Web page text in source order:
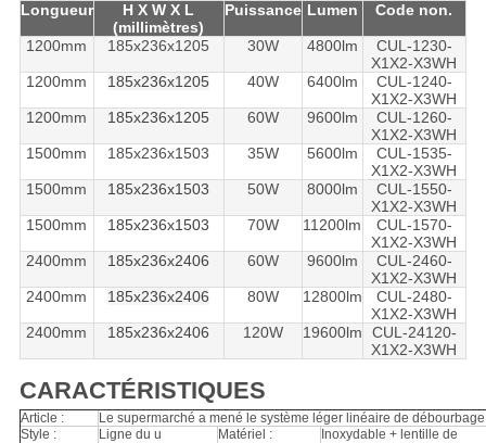
Longueur
H X W X L
(millimètres)
Puissance Lumen Code non.
1200mm 185x236x1205 30W 4800lm
CUL-1230-
X1X2-X3WH
1200mm
185x236x1205 40W 6400lm
CUL-1240-
X1X2-X3WH
1200mm
185x236x1205 60W 9600lm
CUL-1260-
X1X2-X3WH
1500mm
185x236x1503 35W 5600lm
CUL-1535-
X1X2-X3WH
1500mm
185x236x1503 50W 8000lm
CUL-1550-
X1X2-X3WH
1500mm
185x236x1503 70W 11200lm
CUL-1570-
X1X2-X3WH
2400mm
185x236x2406 60W 9600lm
CUL-2460-
X1X2-X3WH
2400mm
185x236x2406 80W 12800lm
CUL-2480-
X1X2-X3WH
2400mm
185x236x2406 120W 19600lm
CUL-24120-
X1X2-X3WH
CARACTÉRISTIQUES
Article :
Le supermarché a mené le système léger linéaire de débourbage
Style :
Ligne du u Matériel :
Inoxydable + lentille de